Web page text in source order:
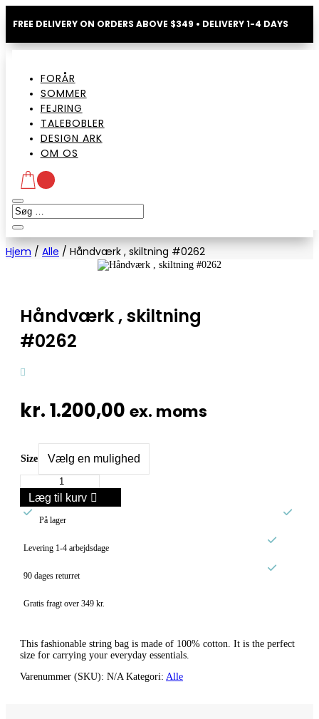
FREE DELIVERY ON ORDERS ABOVE $349 • DELIVERY 1-4 DAYS
FORÅR
SOMMER
FEJRING
TALEBOBLER
DESIGN ARK
OM OS
Hjem / Alle / Håndværk , skiltning #0262
Håndværk , skiltning
#0262
kr.1.200,00 ex. moms
Size
Håndværk
,
skiltning
#0262
Læg til kurv

På lager

Levering 1-4 arbejdsdage

90 dages returret

Gratis fragt over 349 kr.
This fashionable string bag is made of 100% cotton. It is the perfect
size for carrying your everyday essentials.
Varenummer (SKU): N/A Kategori: Alle